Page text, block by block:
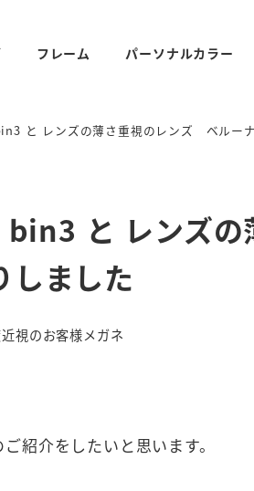
フレーム パーソナルカラー
と レンズの薄さ重視のレンズ ベルー
bin3 と レンズの
ました
ー視のお客様メガネ
紹介をしたいと思います。